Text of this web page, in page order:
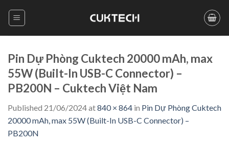
Pin Dự Phòng Cuktech 20000 mAh, max
55W (Built-In USB-C Connector) –
PB200N – Cuktech Việt Nam
Published 21/06/2024at840 × 864 in Pin Dự Phòng Cuktech
20000 mAh, max 55W (Built-In USB-C Connector) –
PB200N